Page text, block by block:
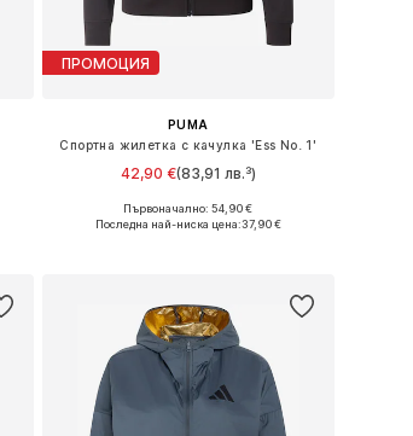
ПРОМОЦИЯ
PUMA
Спортна жилетка с качулка 'Ess No. 1'
42,90 €(83,91 лв.³)
Налични размери: XS, S, M, L, XL
Първоначално: 54,90 €
Последна най-ниска цена:37,90 €